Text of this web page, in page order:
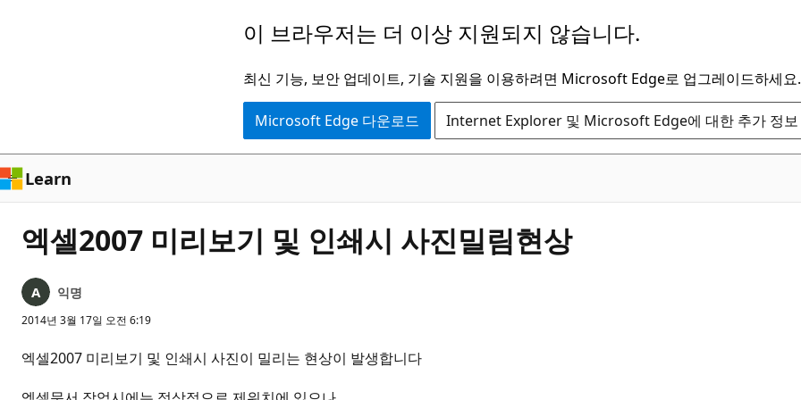
로
건
너
뛰
기
이 브라우저는 더 이상 지원되지 않습니다.
최신 기능, 보안 업데이트, 기술 지원을 이용하려면 Microsoft Edge로 업그레이드하세요.
Microsoft Edge 다운로드 Internet Explorer 및 Microsoft Edge에 대한 추가 정보
Learn
엑셀2007 미리보기 및 인쇄시 사진밀림현상
익명
2014년 3월 17일 오전 6:19
엑셀2007 미리보기 및 인쇄시 사진이 밀리는 현상이 발생합니다